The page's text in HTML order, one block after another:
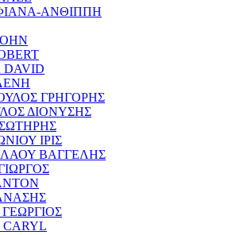
ΑΝΘΙΠΠΗ
DAVID
ΓΡΗΓΟΡΗΣ
ΔΙΟΝΥΣΗΣ
ΙΡΙΣ
ΒΑΓΓΕΛΗΣ
CARYL